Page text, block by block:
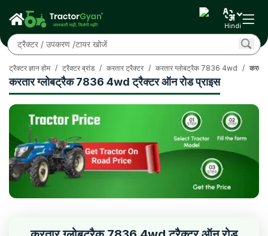
Hindi
करतार ग्लोबट्रैक 7836 4wd ट्रैक्टर ऑन रोड प्राइस
ट्रैक्टर ज्ञान होम / ट्रैक्टर ब्रांड / करतार ट्रैक्टर / करतार ग्लोबट्रैक 7836 4wd /